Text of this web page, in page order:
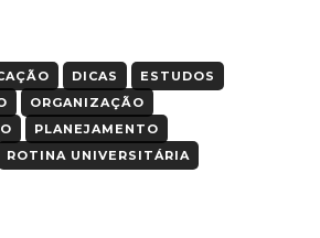
DICAS
ESTUDOS
ORGANIZAÇÃO
PLANEJAMENTO
ROTINA UNIVERSITÁRIA